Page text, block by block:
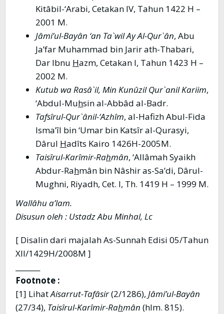
Kitâbil-‘Arabi, Cetakan IV, Tahun 1422 H –
2001 M.
Jâmi’ul-Bayân ‘an Ta`wil Ay Al-Qur`ân, Abu
Ja’far Muhammad bin Jarir ath-Thabari,
Dar Ibnu Hazm, Cetakan I, Tahun 1423 H –
2002 M.
Kutub wa Rasâ`il, Min Kunûzil Qur`anil Kariim,
‘Abdul-Muhsin al-Abbâd al-Badr.
Tafsîrul-Qur`ânil-‘Azhîm, al-Hafizh Abul-Fida
Isma’îl bin ‘Umar bin Katsîr al-Qurasyi,
Dârul Hadîts Kairo 1426H-2005M.
Taisîrul-Karîmir-Rahmân, ‘Allâmah Syaikh
Abdur-Rahmân bin Nâshir as-Sa’di, Dârul-
Mughni, Riyadh, Cet. I, Th. 1419 H – 1999 M.
Wallâhu a’lam.
Disusun oleh : Ustadz Abu Minhal, Lc
[ Disalin dari majalah As-Sunnah Edisi 05/Tahun
XII/1429H/2008M ]
Footnote :
[1] LihatAisarrut-Tafâsir(2/1286), Jâmi’ul-Bayân
(27/34), Taisîrul-Karîmir-Rahmân (hlm. 815).